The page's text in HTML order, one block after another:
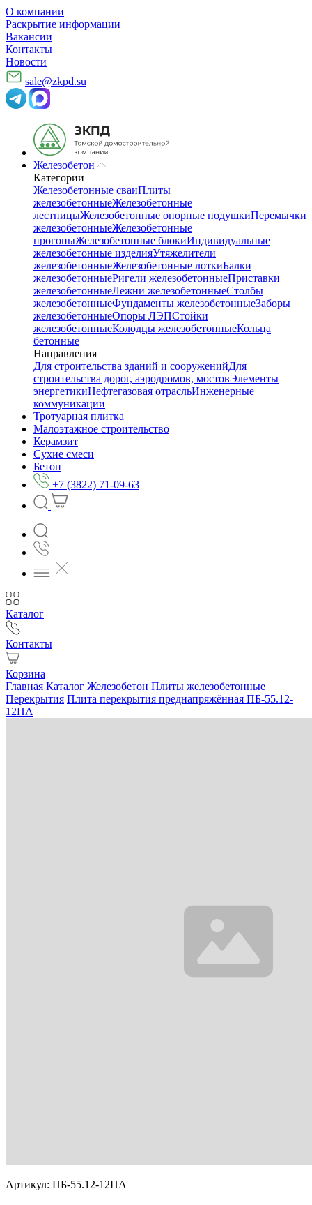
О компании
Раскрытие информации
Вакансии
Контакты
Новости
sale@zkpd.su
Железобетон
Категории
Железобетонные сваиПлиты
железобетонныеЖелезобетонные
лестницыЖелезобетонные опорные подушкиПеремычки
железобетонныеЖелезобетонные
прогоныЖелезобетонные блокиИндивидуальные
железобетонные изделияУтяжелители
железобетонныеЖелезобетонные лоткиБалки
железобетонныеРигели железобетонныеПриставки
железобетонныеЛежни железобетонныеСтолбы
железобетонныеФундаменты железобетонныеЗаборы
железобетонныеОпоры ЛЭПСтойки
железобетонныеКолодцы железобетонныеКольца
бетонные
Направления
Для строительства зданий и сооруженийДля
строительства дорог, аэродромов, мостовЭлементы
энергетикиНефтегазовая отрасльИнженерные
коммуникации
Тротуарная плитка
Малоэтажное строительство
Керамзит
Сухие смеси
Бетон
+7 (3822) 71-09-63
Каталог
Контакты
Корзина
Главная Каталог Железобетон Плиты железобетонные
Перекрытия Плита перекрытия преднапряжённая ПБ-55.12-
12ПА
Артикул: ПБ-55.12-12ПА